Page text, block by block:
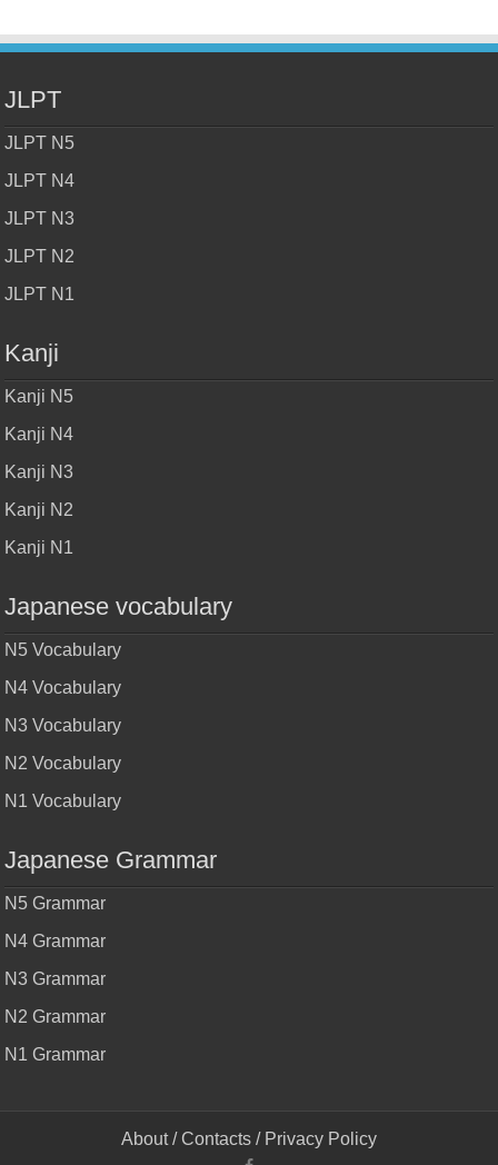
JLPT
JLPT N5
JLPT N4
JLPT N3
JLPT N2
JLPT N1
Kanji
Kanji N5
Kanji N4
Kanji N3
Kanji N2
Kanji N1
Japanese vocabulary
N5 Vocabulary
N4 Vocabulary
N3 Vocabulary
N2 Vocabulary
N1 Vocabulary
Japanese Grammar
N5 Grammar
N4 Grammar
N3 Grammar
N2 Grammar
N1 Grammar
About/Contacts / Privacy Policy